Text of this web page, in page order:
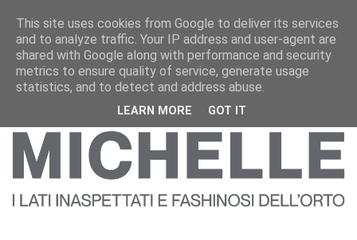
This site uses cookies from Google to deliver its services
and to analyze traffic. Your IP address and user-agent are
shared with Google along with performance and security
metrics to ensure quality of service, generate usage
statistics, and to detect and address abuse.
LEARN MORE GOT IT